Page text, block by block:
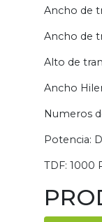
Ancho de
Ancho de
Alto de
Ancho
Numeros
Potencia:
TDF: 1000